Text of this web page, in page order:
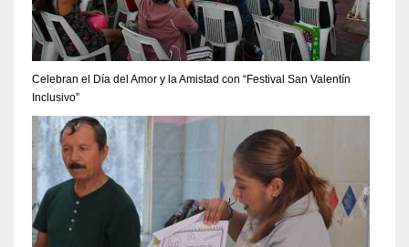
Celebran el Día del Amor y la Amistad con “Festival San Valentín
Inclusivo”